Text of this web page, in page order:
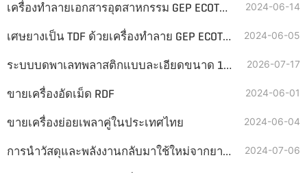
เครื่องทำลายเอกสารอุตสาหกรรม GEP ECOTECH ในการรีไซเคิลไฟเบอร์กลาส 2024-06-14
เศษยางเป็น TDF ด้วยเครื่องทำลาย GEP ECOTECH 2024-06-05
ระบบบดพาเลทพลาสติกแบบละเอียดขนาด 1 ตันต่อชั่วโมงมีลักษณะเป็นอย่างไร 2026-07-17
ขายเครื่องอัดเม็ด RDF 2024-06-01
ขายเครื่องย่อยเพลาคู่ในประเทศไทย 2024-06-04
การนำวัสดุและพลังงานกลับมาใช้ใหม่จากยางรถยนต์เสีย 2024-07-06